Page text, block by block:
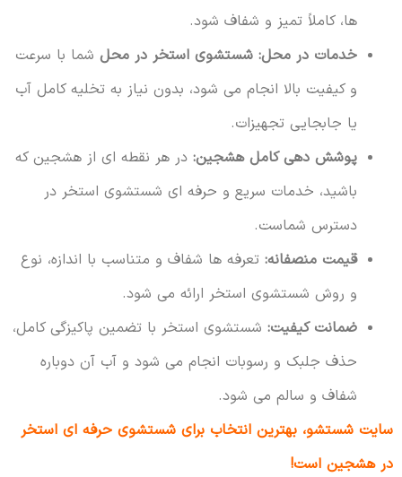
ها، کاملاً تمیز و شفاف شود.
خدمات در محل: شستشوی استخر در محلشما با سرعت
و کیفیت بالا انجام می شود، بدون نیاز به تخلیه کامل آب
یا جابجایی تجهیزات.
پوشش دهی کامل هشجین:در هر نقطه ای از هشجین که
باشید، خدمات سریع و حرفه ای شستشوی استخر در
دسترس شماست.
قیمت منصفانه:تعرفه ها شفاف و متناسب با اندازه، نوع
و روش شستشوی استخر ارائه می شود.
ضمانت کیفیت:شستشوی استخر با تضمین پاکیزگی کامل،
حذف جلبک و رسوبات انجام می شود و آب آن دوباره
شفاف و سالم می شود.
سایت شستشو، بهترین انتخاب برای شستشوی حرفه ای استخر
در هشجین است!